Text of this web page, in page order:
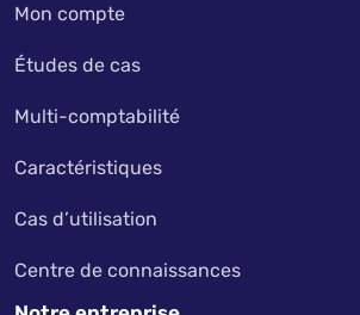
Mon compte
Études de cas
Multi-comptabilité
Caractéristiques
Cas d’utilisation
Centre de connaissances